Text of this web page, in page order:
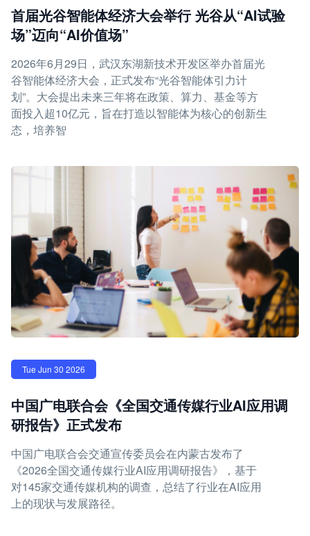
首届光谷智能体经济大会举行 光谷从“AI试验
场”迈向“AI价值场”
2026年6月29日，武汉东湖新技术开发区举办首届光
谷智能体经济大会，正式发布“光谷智能体引力计
划”。大会提出未来三年将在政策、算力、基金等方
面投入超10亿元，旨在打造以智能体为核心的创新生
态，培养智
Tue Jun 30 2026
中国广电联合会《全国交通传媒行业AI应用调
研报告》正式发布
中国广电联合会交通宣传委员会在内蒙古发布了
《2026全国交通传媒行业AI应用调研报告》，基于
对145家交通传媒机构的调查，总结了行业在AI应用
上的现状与发展路径。